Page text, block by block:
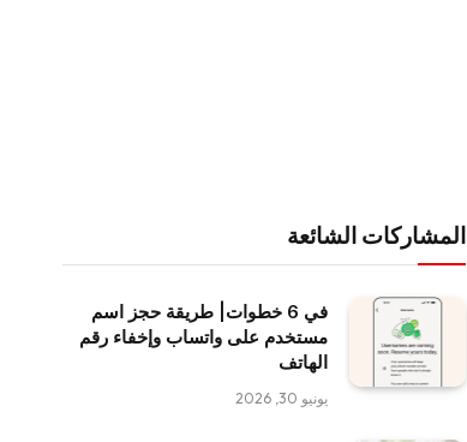
المشاركات الشائعة
في 6 خطوات| طريقة حجز اسم
مستخدم على واتساب وإخفاء رقم
الهاتف
يونيو 30, 2026